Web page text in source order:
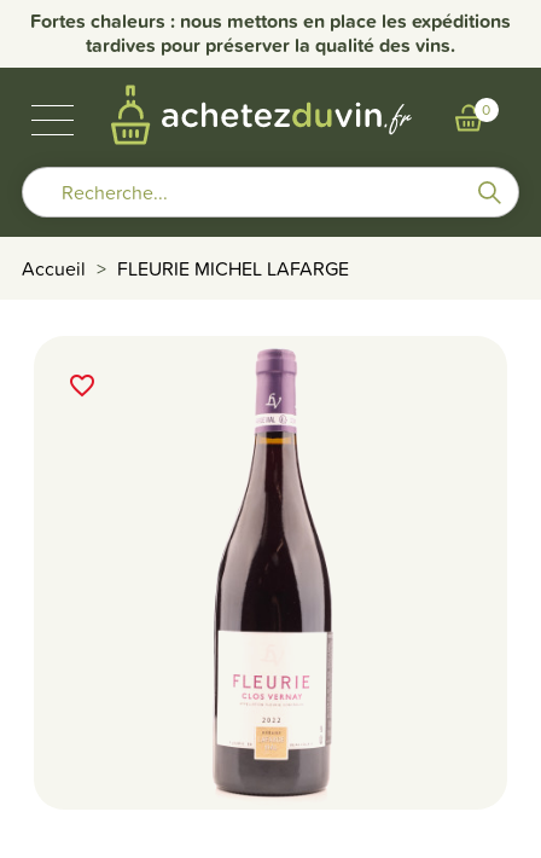
Fortes chaleurs : nous mettons en place les expéditions
tardives pour préserver la qualité des vins.
0
VINS DE BOURGOGNE
NOS DOMAINES
AUTRES RÉGIONS
BULLES & SPIRITUEUX
Accueil FLEURIE MICHEL LAFARGE
favorite_border